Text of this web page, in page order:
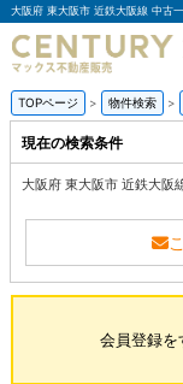
TOPページ 物件検索
現在の検索条件
大阪府 東大阪市 近鉄大阪
会員登録を